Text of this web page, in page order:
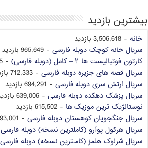
بیشترین بازدید
خانه - 3,506,618 بازدید
سریال خانه کوچک دوبله فارسی - 965,649 بازدید
کارتون فوتبالیست ها ۲ – کامل (دوبله فارسی)
- 834,605 بازدید
سریال قصه های جزیره دوبله فارسی - 712,333 بازدید
سریال ارتش سری دوبله فارسی - 694,291 بازدید
سریال پزشک دهکده دوبله فارسی - 639,006 بازدید
نوستالژیک ترین موزیک ها - 615,502 بازدید
سریال جنگجویان کوهستان دوبله فارسی - 593,001 بازدید
سریال هرکول پوآرو (کاملترین نسخه) دوبله فارسی
سریال شرلوک هلمز (کاملترین نسخه) دوبله فارسی